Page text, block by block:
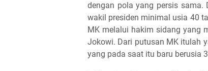
dengan pola yang persis sama.
wakil presiden minimal usia 40
MK melalui hakim sidang yang
Jokowi. Dari putusan MK itulah
yang pada saat itu baru berusia